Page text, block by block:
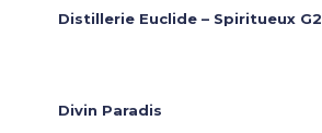
Distillerie Euclide – Spiritueux G2
Divin Paradis